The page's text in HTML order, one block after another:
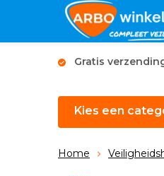
Gratis
Kies een
Home